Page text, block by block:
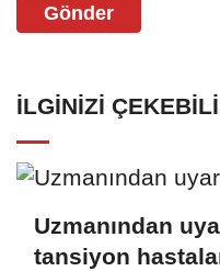
Gönder
İLGINIZI
Uzmanından
tansiyon